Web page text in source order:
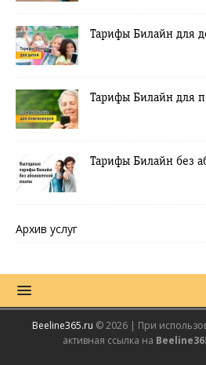
Тарифы Билайн для
Тарифы Билайн для
Тарифы Билайн без
Архив услуг
Beeline365.ru © 2026 | При
активная ссылка на